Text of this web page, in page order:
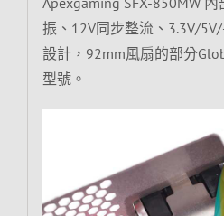
振、12V同步整流、3.3V/
設計，92mm風扇的部分
型號。